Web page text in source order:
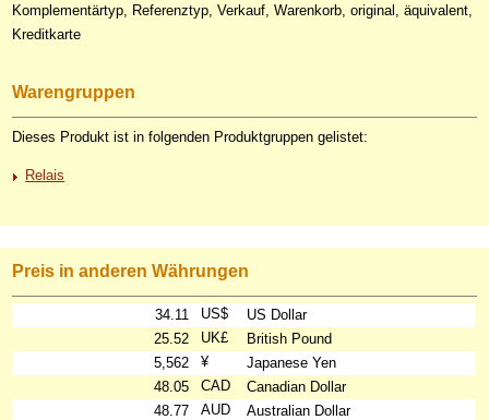
Komplementärtyp, Referenztyp, Verkauf, Warenkorb, original, äquivalent,
Kreditkarte
Warengruppen
Dieses Produkt ist in folgenden Produktgruppen gelistet:
Relais
Preis in anderen Währungen
34.11 US$
US Dollar
25.52
UK£
British Pound
5,562
¥
Japanese Yen
48.05
CAD
Canadian Dollar
48.77
AUD
Australian Dollar